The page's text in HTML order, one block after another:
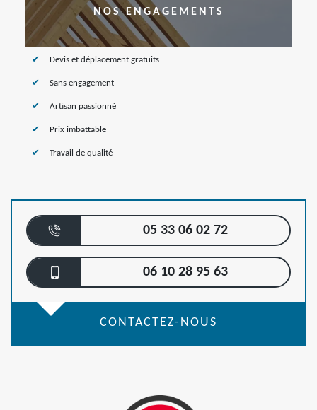
NOS ENGAGEMENTS
Devis et déplacement gratuits
Sans engagement
Artisan passionné
Prix imbattable
Travail de qualité
05 33 06 02 72
06 10 28 95 63
CONTACTEZ-NOUS